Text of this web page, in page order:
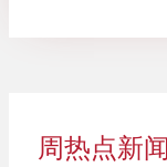
周热点新闻